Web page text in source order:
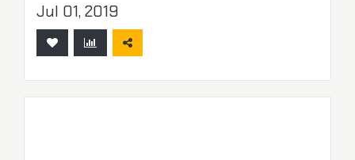
Jul 01, 2019